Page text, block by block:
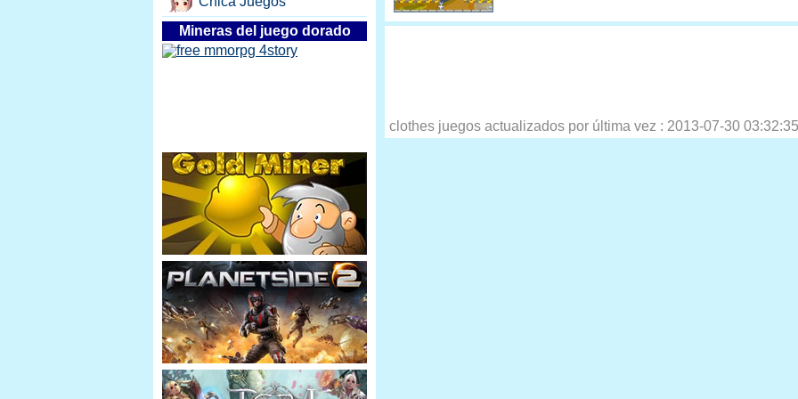
clothes juegos actualizados por última vez : 2013-07-30 03:32:35
Mineras del juego dorado